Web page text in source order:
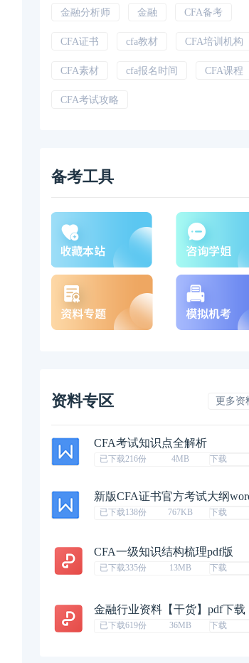
金融分析师 金融 CFA备考
CFA证书 cfa教材 CFA培训机构
CFA素材 cfa报名时间 CFA课程
CFA考试攻略
备考工具
资料专区 更多资
CFA考试知识点全解析
已下载216份 4MB 下载
新版CFA证书官方考试大纲
已下载138份 767KB 下载
CFA一级知识结构梳理pdf版
已下载335份 13MB 下载
金融行业资料【干货】pdf下载
已下载619份 36MB 下载